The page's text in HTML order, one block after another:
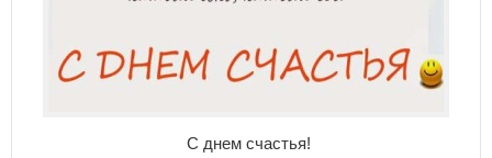
С днем счастья!